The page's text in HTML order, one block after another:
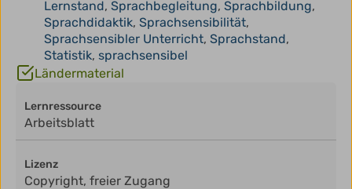
Lernstand, Sprachbegleitung, Sprachbildung,
Sprachdidaktik, Sprachsensibilität,
Sprachsensibler Unterricht, Sprachstand,
Statistik, sprachsensibel
Ländermaterial
Lernressource
Arbeitsblatt
Lizenz
Copyright, freier Zugang